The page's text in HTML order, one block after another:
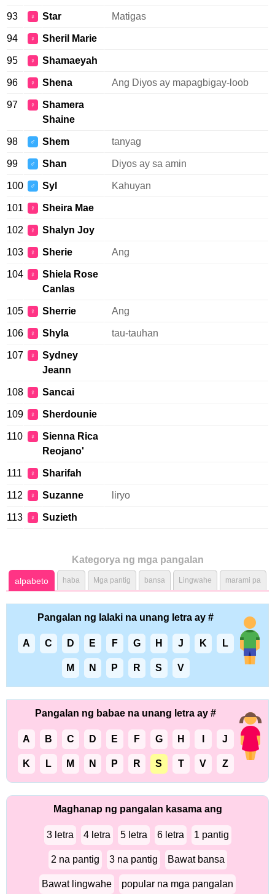
93 ♀ Star Matigas
94 ♀ Sheril Marie
95 ♀ Shamaeyah
96 ♀ Shena Ang Diyos ay mapagbigay-loob
97 ♀
Shamera
Shaine
98 ♂ Shem tanyag
99 ♂ Shan Diyos ay sa amin
100 ♂ Syl Kahuyan
101 ♀ Sheira Mae
102 ♀ Shalyn Joy
103 ♀ Sherie Ang
104 ♀
Shiela Rose
Canlas
105 ♀ Sherrie Ang
106 ♀ Shyla tau-tauhan
107 ♀
Sydney
Jeann
108 ♀ Sancai
109 ♀ Sherdounie
110 ♀
Sienna Rica
Reojano'
111 ♀ Sharifah
112 ♀ Suzanne liryo
113 ♀ Suzieth
Kategorya ng mga pangalan
alpabeto haba Mga pantig bansa Lingwahe marami pa
Pangalan ng lalaki na unang letra ay #
A C D E F G H J K L
M N P R S V
Pangalan ng babae na unang letra ay #
A B C D E F G H J
K L M N P R S T V Z
Maghanap ng pangalan kasama ang
3 letra 4 letra 5 letra 6 letra 1 pantig
2 na pantig 3 na pantig Bawat bansa
Bawat lingwahe popular na mga pangalan